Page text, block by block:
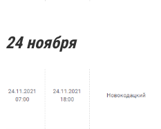
24 ноября